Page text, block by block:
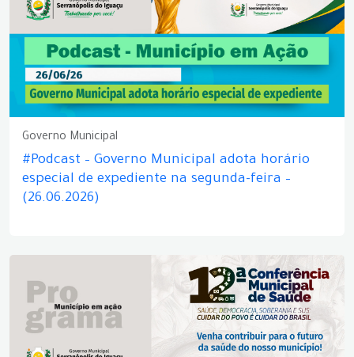
Governo Municipal
#Podcast – Governo Municipal adota horário
especial de expediente na segunda-feira –
(26.06.2026)